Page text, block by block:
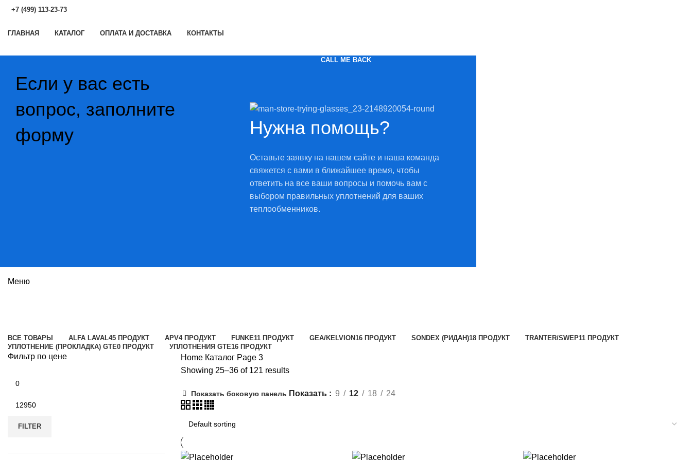
+7 (499) 113-23-73
ГЛАВНАЯ КАТАЛОГ ОПЛАТА И ДОСТАВКА КОНТАКТЫ
CALL ME BACK
Если у вас есть
вопрос, заполните
форму
Нужна помощь?
Оставьте заявку на нашем сайте и наша команда
свяжется с вами в ближайшее время, чтобы
ответить на все ваши вопросы и помочь вам с
выбором правильных уплотнений для ваших
теплообменников.
Меню
ВСЕ ТОВАРЫ ALFA LAVAL45 ПРОДУКТ APV4 ПРОДУКТ FUNKE11 ПРОДУКТ GEA/KELVION16 ПРОДУКТ SONDEX (РИДАН)18 ПРОДУКТ TRANTER/SWEP11 ПРОДУКТ
УПЛОТНЕНИЕ (ПРОКЛАДКА) GTE0 ПРОДУКТ УПЛОТНЕНИЯ GTE16 ПРОДУКТ
Фильтр по цене
FILTER
Home Каталог Page 3
Showing 25–36 of 121 results
Показать боковую панель Показать 9 12 18 24